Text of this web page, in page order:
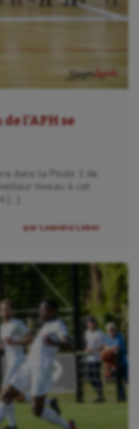
l’APH se
dans la Poule 1 de
niveau à cet
[…]
par Leandre Leber